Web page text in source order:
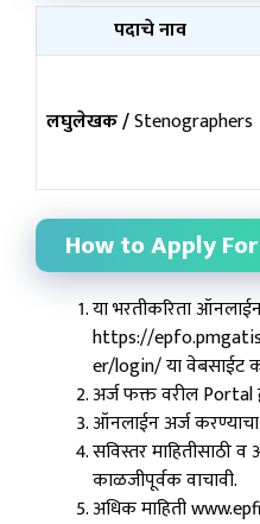
पदाचे नाव
लघुलेखक /Stenographers
How to Apply
या भरतीकरिता
https://
er/login/ या वेबसाईट
अर्ज फक्त वरील Portal
ऑनलाईन अर्ज
सविस्तर माहितीसाठी व
काळजीपूर्वक वाचावी.
अधिक माहिती